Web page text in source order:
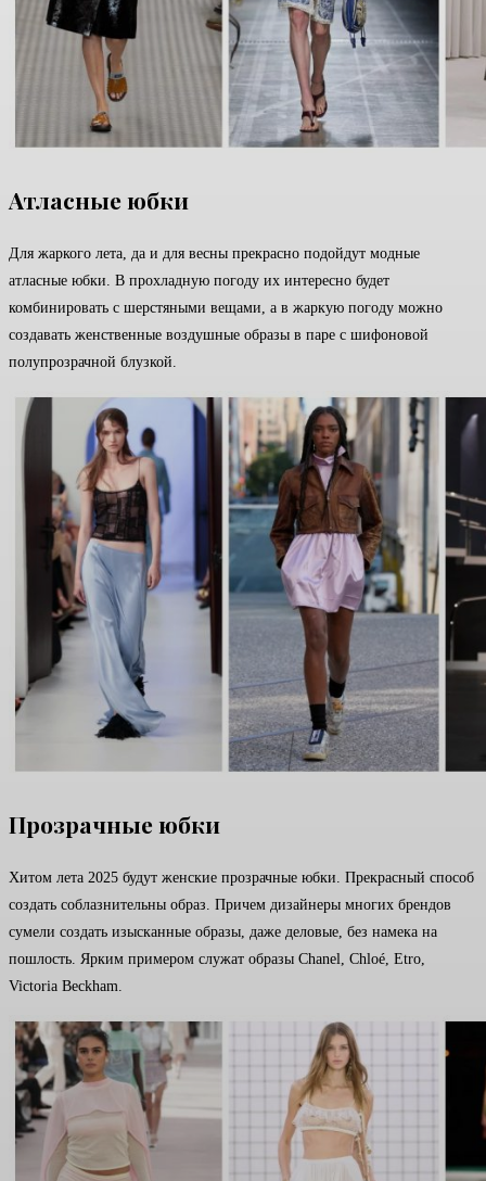
Атласные юбки
Для жаркого лета, да и для весны прекрасно подойдут модные
атласные юбки. В прохладную погоду их интересно будет
комбинировать с шерстяными вещами, а в жаркую погоду можно
создавать женственные воздушные образы в паре с шифоновой
полупрозрачной блузкой.
Прозрачные юбки
Хитом лета 2025 будут женские прозрачные юбки. Прекрасный способ
создать соблазнительны образ. Причем дизайнеры многих брендов
сумели создать изысканные образы, даже деловые, без намека на
пошлость. Ярким примером служат образы Chanel, Chloé, Etro,
Victoria Beckham.